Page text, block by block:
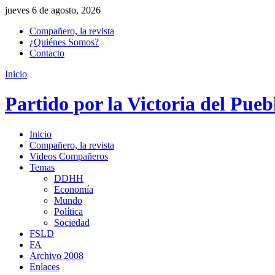
jueves 6 de agosto, 2026
Compañero, la revista
¿Quiénes Somos?
Contacto
Inicio
Partido por la Victoria del
Inicio
Compañero, la revista
Videos Compañeros
Temas
DDHH
Economía
Mundo
Política
Sociedad
FSLD
FA
Archivo 2008
Enlaces